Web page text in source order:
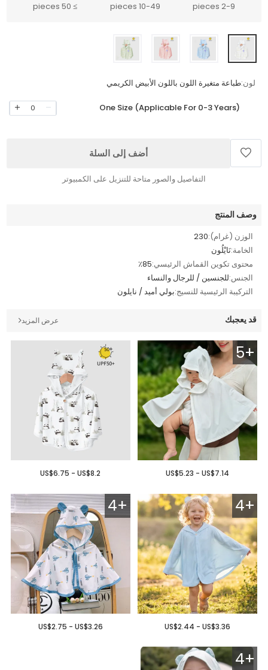
2-9 pieces
10-49 pieces
≥ 50 pieces
لون:طباعة متغيرة اللون باللون الأبيض الكريمي
One Size (Applicable For 0-3 Years)
0
أضف إلى السلة
التفاصيل والصور متاحة للتنزيل على الكمبيوتر
وصف المنتج
الوزن (غرام):230
الخامة:نَايْلُون
محتوى تكوين القماش الرئيسي:٪85
الجنس:للجنسين / للرجال والنساء
التركيبة الرئيسية للنسيج:بولي أميد / نايلون
قد يعجبك عرض المزيد
5+
US$5.23 - US$7.14
US$6.75 - US$8.2
4+
US$2.44 - US$3.36
4+
US$2.75 - US$3.26
4+